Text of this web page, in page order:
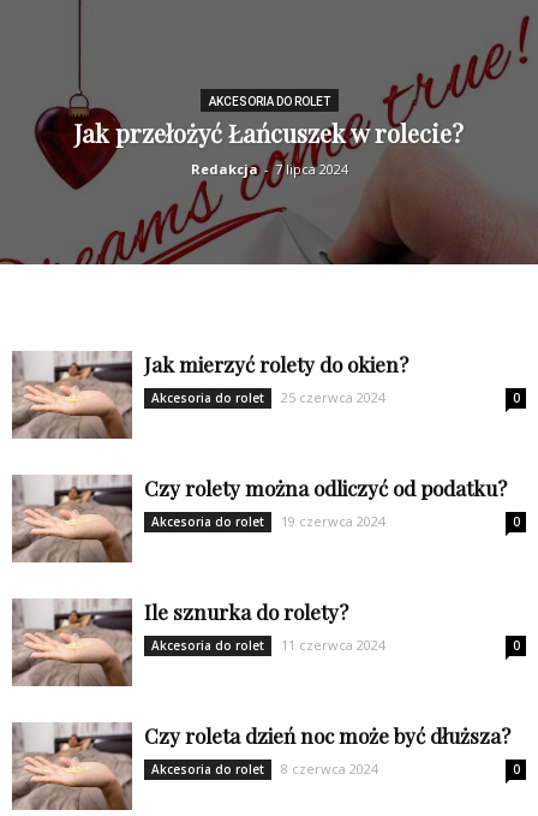
AKCESORIA DO ROLET
Jak przełożyć Łańcuszek w rolecie?
Redakcja - 7 lipca 2024
Jak mierzyć rolety do okien?
Akcesoria do rolet 25 czerwca 2024 0
Czy rolety można odliczyć od podatku?
Akcesoria do rolet 19 czerwca 2024 0
Ile sznurka do rolety?
Akcesoria do rolet 11 czerwca 2024 0
Czy roleta dzień noc może być dłuższa?
Akcesoria do rolet 8 czerwca 2024 0